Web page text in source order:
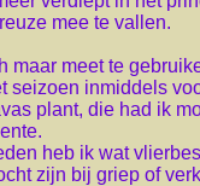
mee te vallen.
maar meet te
seizoen inmiddels
plant, die had ik
heb ik wat
zijn bij griep of